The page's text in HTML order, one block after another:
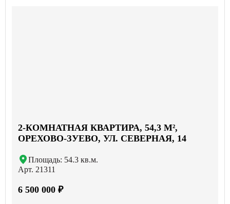
2-КОМНАТНАЯ КВАРТИРА, 54,3 М²,
ОРЕХОВО-ЗУЕВО, УЛ. СЕВЕРНАЯ, 14
Площадь: 54.3 кв.м.
Арт. 21311
6 500 000 ₽